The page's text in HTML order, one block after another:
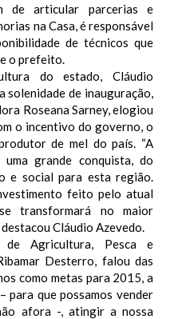
de articular parcerias e
na Casa, é responsável
de técnicos que
o prefeito.
do estado, Cláudio
solenidade de inauguração,
Roseana Sarney, elogiou
o incentivo do governo, o
de mel do país. “A
grande conquista, do
e social para esta região.
feito pelo atual
transformará no maior
Cláudio Azevedo.
de Agricultura, Pesca e
Desterro, falou das
como metas para 2015, a
para que possamos vender
afora -, atingir a nossa